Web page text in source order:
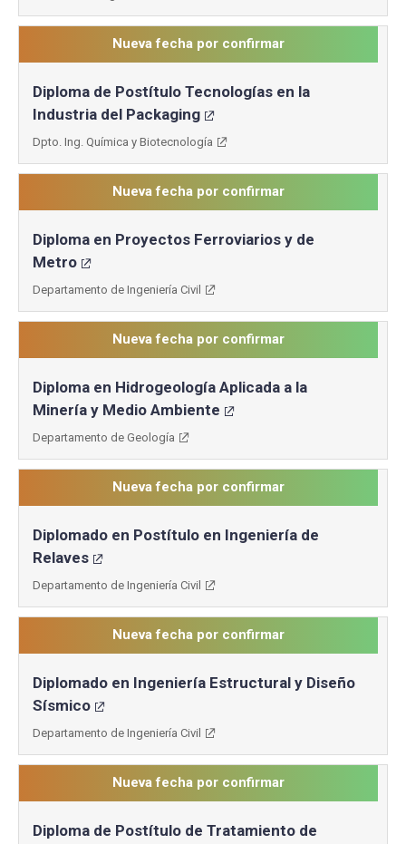
Nueva fecha por confirmar
Diploma de Postítulo Tecnologías en la
Industria del Packaging
Dpto. Ing. Química y Biotecnología
Nueva fecha por confirmar
Diploma en Proyectos Ferroviarios y de
Metro
Departamento de Ingeniería Civil
Nueva fecha por confirmar
Diploma en Hidrogeología Aplicada a la
Minería y Medio Ambiente
Departamento de Geología
Nueva fecha por confirmar
Diplomado en Postítulo en Ingeniería de
Relaves
Departamento de Ingeniería Civil
Nueva fecha por confirmar
Diplomado en Ingeniería Estructural y Diseño
Sísmico
Departamento de Ingeniería Civil
Nueva fecha por confirmar
Diploma de Postítulo de Tratamiento de